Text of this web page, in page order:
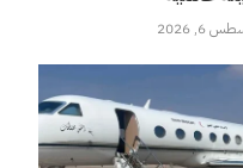
6, 2026